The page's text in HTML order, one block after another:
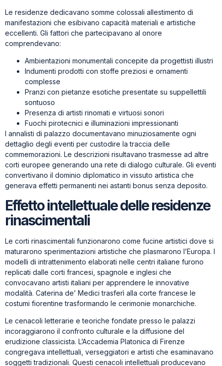
Le residenze dedicavano somme colossali allestimento di
manifestazioni che esibivano capacità materiali e artistiche
eccellenti. Gli fattori che partecipavano al onore
comprendevano:
Ambientazioni monumentali concepite da progettisti illustri
Indumenti prodotti con stoffe preziosi e ornamenti
complesse
Pranzi con pietanze esotiche presentate su suppellettili
sontuoso
Presenza di artisti rinomati e virtuosi sonori
Fuochi pirotecnici e illuminazioni impressionanti
I annalisti di palazzo documentavano minuziosamente ogni
dettaglio degli eventi per custodire la traccia delle
commemorazioni. Le descrizioni risultavano trasmesse ad altre
corti europee generando una rete di dialogo culturale. Gli eventi
convertivano il dominio diplomatico in vissuto artistica che
generava effetti permanenti nei astanti bonus senza deposito.
Effetto intellettuale delle residenze
rinascimentali
Le corti rinascimentali funzionarono come fucine artistici dove si
maturarono sperimentazioni artistiche che plasmarono l’Europa. I
modelli di intrattenimento elaborati nelle centri italiane furono
replicati dalle corti francesi, spagnole e inglesi che
convocavano artisti italiani per apprendere le innovative
modalità. Caterina de’ Medici trasferì alla corte francese le
costumi fiorentine trasformando le cerimonie monarchiche.
Le cenacoli letterarie e teoriche fondate presso le palazzi
incoraggiarono il confronto culturale e la diffusione del
erudizione classicista. L’Accademia Platonica di Firenze
congregava intellettuali, verseggiatori e artisti che esaminavano
soggetti tradizionali. Questi cenacoli intellettuali producevano